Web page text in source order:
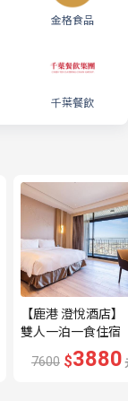
金格食品
千葉餐飲
【鹿港 澄悅酒店】
雙人一泊一食住宿
券---🔥平日限量升
等家庭房、贈兩小
7600 $3880